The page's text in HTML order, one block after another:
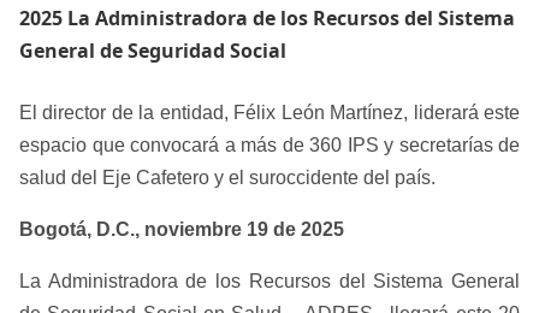
2025 La Administradora de los Recursos del Sistema
General de Seguridad Social
El director de la entidad, Félix León Martínez, liderará este
espacio que convocará a más de 360 IPS y secretarías de
salud del Eje Cafetero y el suroccidente del país.
Bogotá, D.C., noviembre 19 de 2025
La Administradora de los Recursos del Sistema General